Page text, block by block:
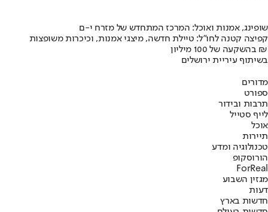
שופינג, אמנות ואוכל: המרכז המתחדש של מזרח י-ם
קפיצה קטנה לחו"ל: טיילת חדשה, מיצגי אמנות, וכיכרות משופצות
בהשקעה של 100 מיליון ₪
בשיתוף עיריית ירושלים
מדורים
ספורט
תרבות ובידור
לייף סטייל
אוכל
תיירות
טכנולוגיה ומדע
הורוסקופ
ForReal
מגזין השבוע
דעות
חדשות בארץ